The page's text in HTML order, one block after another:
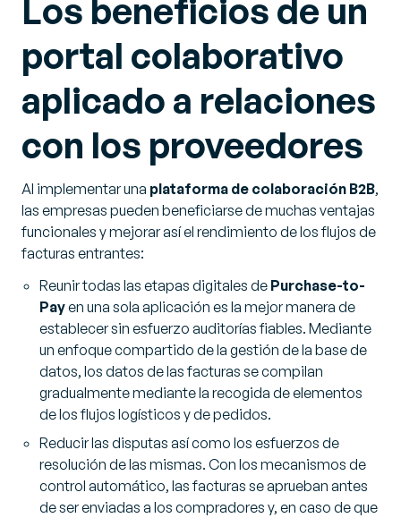
Los beneficios de un
portal colaborativo
aplicado a relaciones
con los proveedores
Al implementar una plataforma de colaboración B2B,
las empresas pueden beneficiarse de muchas ventajas
funcionales y mejorar así el rendimiento de los flujos de
facturas entrantes:
Reunir todas las etapas digitales de Purchase-to-
Payen una sola aplicación es la mejor manera de
establecer sin esfuerzo auditorías fiables. Mediante
un enfoque compartido de la gestión de la base de
datos, los datos de las facturas se compilan
gradualmente mediante la recogida de elementos
de los flujos logísticos y de pedidos.
Reducir las disputas así como los esfuerzos de
resolución de las mismas. Con los mecanismos de
control automático, las facturas se aprueban antes
de ser enviadas a los compradores y, en caso de que